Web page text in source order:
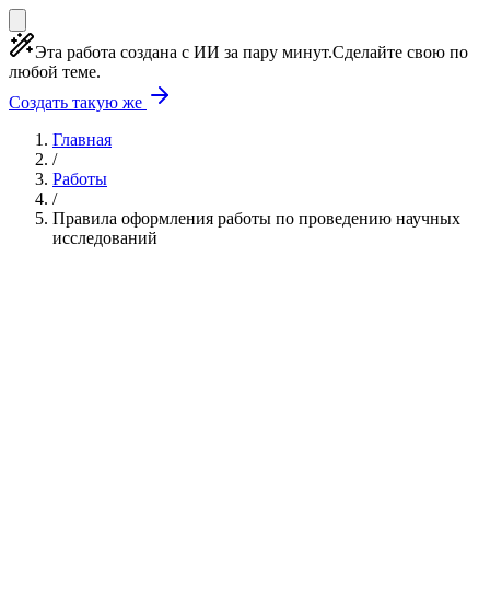
Эта работа создана с ИИ за пару минут.Сделайте свою по
любой теме.
Создать такую же
Главная
/
Работы
/
Правила оформления работы по проведению научных
исследований